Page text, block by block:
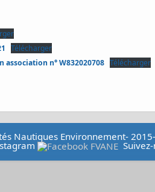
Télécharger
association n° W832020708 Télécharger
Nautiques Environnement-